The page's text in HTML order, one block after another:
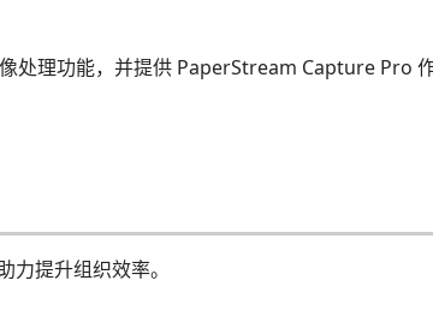
处理功能，并提供 PaperStream Capture Pro
提升组织效率。